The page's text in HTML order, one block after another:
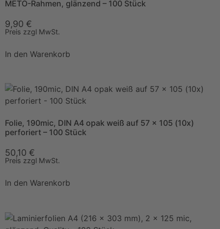
METO-Rahmen, glänzend – 100 Stück
9,90 €
Preis zzgl MwSt.
In den Warenkorb
Folie, 190mic, DIN A4 opak weiß auf 57 x 105 (10x)
perforiert – 100 Stück
50,10 €
Preis zzgl MwSt.
In den Warenkorb